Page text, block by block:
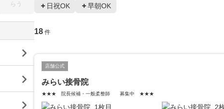
日祝OK 早朝OK
18 件
店舗公式
みらい接骨院
★★★ 院長候補・一般柔整師 募集中 ★★★
らう